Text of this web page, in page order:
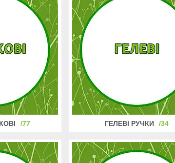
77 ГЕЛЕВІ РУЧКИ 34